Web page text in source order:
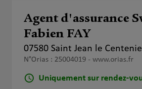
Agent d'assurance
Fabien FAY
07580 Saint Jean le
N°Orias : 25004019 - www.orias.fr
Uniquement sur rendez-